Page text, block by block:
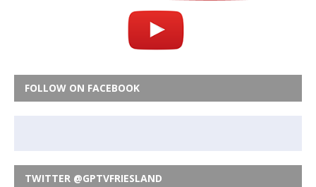
FOLLOW ON FACEBOOK
TWITTER @GPTVFRIESLAND